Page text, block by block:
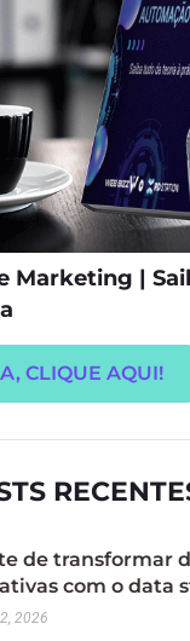
Marketing |
CLIQUE AQUI!
de transformar
com o data
2026